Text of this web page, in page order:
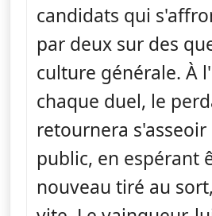
candidats qui
par deux sur des
culture générale. À
chaque duel, le
retournera s'asseoir
public, en espérant
nouveau tiré au